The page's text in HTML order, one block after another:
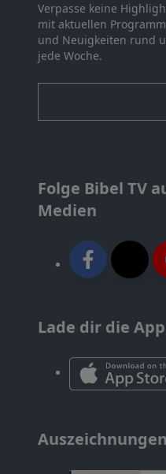
Verpasse keine
mit aktuellen
und Neuigkeiten rund
jede Woche.
Folge Bibel TV
Medien
Lade dir die
Auszeichnungen